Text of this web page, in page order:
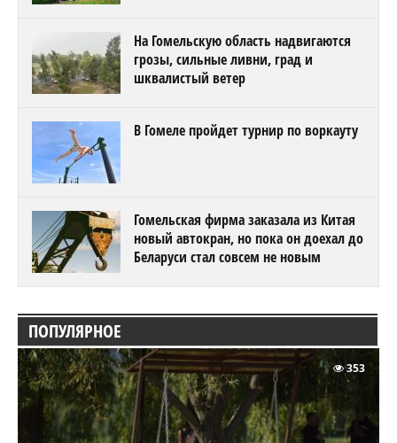
На Гомельскую область надвигаются
грозы, сильные ливни, град и
шквалистый ветер
В Гомеле пройдет турнир по воркауту
Гомельская фирма заказала из Китая
новый автокран, но пока он доехал до
Беларуси стал совсем не новым
ПОПУЛЯРНОЕ
353